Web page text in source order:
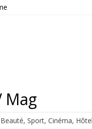
Mag
Sport, Cinéma,